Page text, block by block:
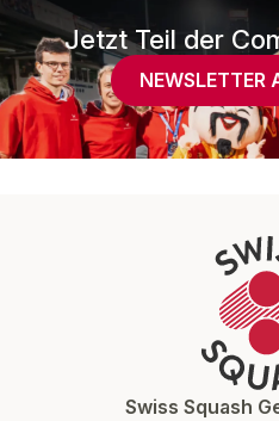
Jetzt Teil der
NEWSLETTER
Swiss Squash